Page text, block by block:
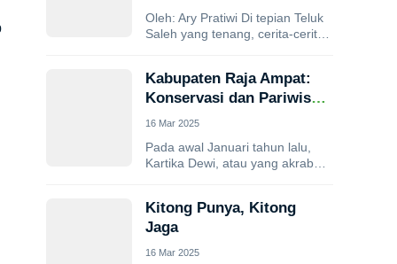
Oleh: Ary Pratiwi Di tepian Teluk
Saleh yang tenang, cerita-cerita
Desa...
Kabupaten Raja Ampat:
Konservasi dan Pariwisata
yang Menguntungkan
16 Mar 2025
Pada awal Januari tahun lalu,
Kartika Dewi, atau yang akrab
di perairan Kampung...
Kitong Punya, Kitong
Jaga
16 Mar 2025